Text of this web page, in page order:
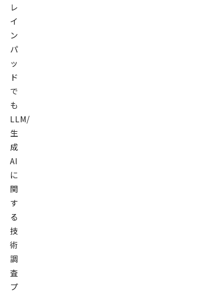
レ
イ
ン
パ
ッ
ド
で
も
LLM/
生
成
AI
に
関
す
る
技
術
調
査
プ